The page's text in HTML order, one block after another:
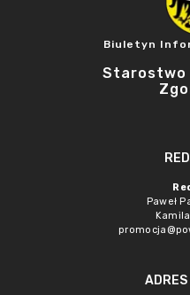
Biuletyn
Starostwo
Paweł
ADRES